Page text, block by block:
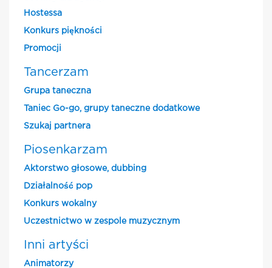
Hostessa
Konkurs piękności
Promocji
Tancerzam
Grupa taneczna
Taniec Go-go, grupy taneczne dodatkowe
Szukaj partnera
Piosenkarzam
Aktorstwo głosowe, dubbing
Działalność pop
Konkurs wokalny
Uczestnictwo w zespole muzycznym
Inni artyści
Animatorzy